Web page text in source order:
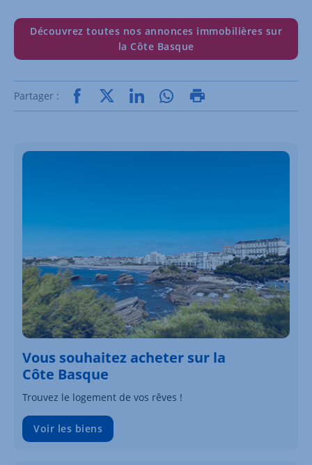
Découvrez toutes nos annonces immobilières sur
la Côte Basque
Partager :
Vous souhaitez acheter sur la
Côte Basque
Trouvez le logement de vos rêves !
Voir les biens